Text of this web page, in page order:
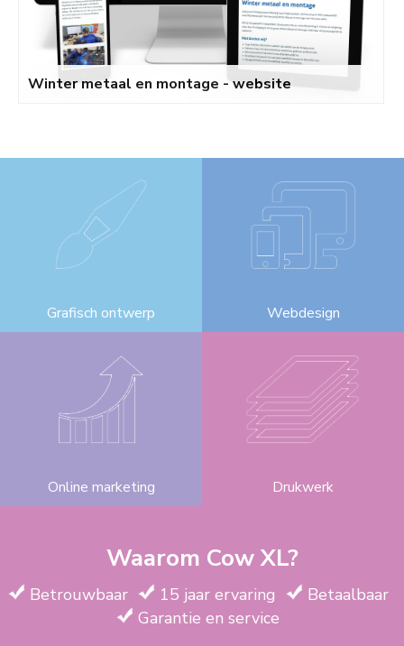
Winter metaal en montage - website
Grafisch ontwerp Webdesign
Online marketing Drukwerk
Waarom Cow XL?
Betrouwbaar 15 jaar ervaring
Betaalbaar
Garantie en service